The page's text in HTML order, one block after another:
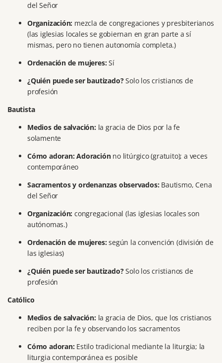
del Señor
Organización: mezcla de congregaciones y presbiterianos
(las iglesias locales se gobiernan en gran parte a sí
mismas, pero no tienen autonomía completa.)
Ordenación de mujeres:Sí
¿Quién puede ser bautizado?Solo los cristianos de
profesión
Bautista
Medios de salvación: la gracia de Dios por la fe
solamente
Cómo adoran: Adoración no litúrgico (gratuito); a veces
contemporáneo
Sacramentos y ordenanzas observados: Bautismo, Cena
del Señor
Organización: congregacional (las iglesias locales son
autónomas.)
Ordenación de mujeres:según la convención (división de
las iglesias)
¿Quién puede ser bautizado?Solo los cristianos de
profesión
Católico
Medios de salvación: la gracia de Dios, que los cristianos
reciben por la fe y observando los sacramentos
Cómo adoran: Estilo tradicional mediante la liturgia; la
liturgia contemporánea es posible